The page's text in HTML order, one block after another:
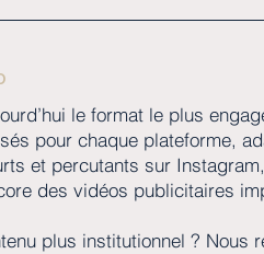
le format le plus
pour chaque plateforme,
et percutants sur
des vidéos publicitaires
plus institutionnel ?